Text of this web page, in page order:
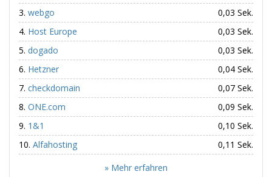
webgo
0,03 Sek.
Host Europe
0,03 Sek.
dogado
0,03 Sek.
Hetzner
0,04 Sek.
checkdomain
0,07 Sek.
ONE.com
0,09 Sek.
1&1
0,10 Sek.
Alfahosting
0,11 Sek.
» Mehr erfahren